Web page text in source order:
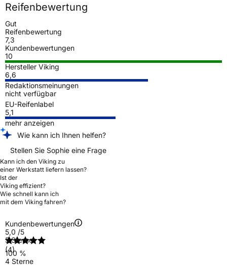
Reifenbewertung
Gut
Reifenbewertung
7,3
Kundenbewertungen
10
Hersteller Viking
6,6
Redaktionsmeinungen
nicht verfügbar
EU-Reifenlabel
5,1
mehr anzeigen
Wie kann ich Ihnen helfen?
Stellen Sie Sophie eine Frage
Kann ich den Viking zu
einer Werkstatt liefern lassen?
Ist der
Viking effizient?
Wie schnell kann ich
mit dem Viking fahren?
Kundenbewertungen
5,0 /5
(4)
5 Sterne
100 %
4 Sterne